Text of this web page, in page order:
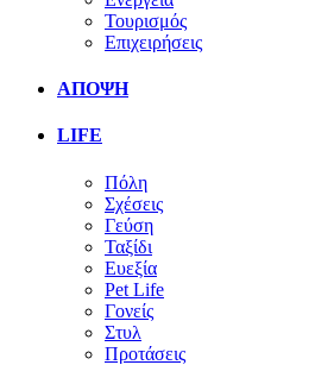
Τουρισμός
Επιχειρήσεις
ΑΠΟΨΗ
LIFE
Πόλη
Σχέσεις
Γεύση
Ταξίδι
Ευεξία
Pet Life
Γονείς
Στυλ
Προτάσεις